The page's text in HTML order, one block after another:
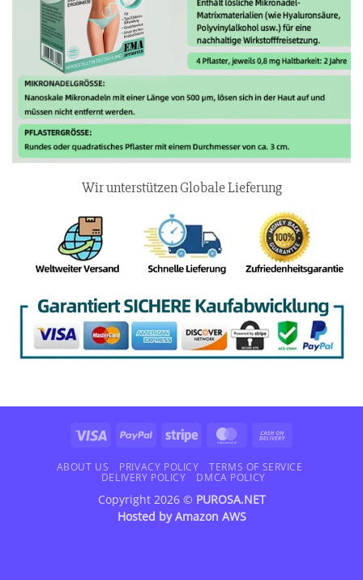
Wir unterstützen Globale Lieferung
Visa PayPal Stripe MasterCard
Delivery
ABOUT US PRIVACY POLICY
TERMS OF SERVICE
DELIVERY POLICY
DMCA POLICY
Copyright 2026 © PUROSA.NET
Hosted byAmazon AWS